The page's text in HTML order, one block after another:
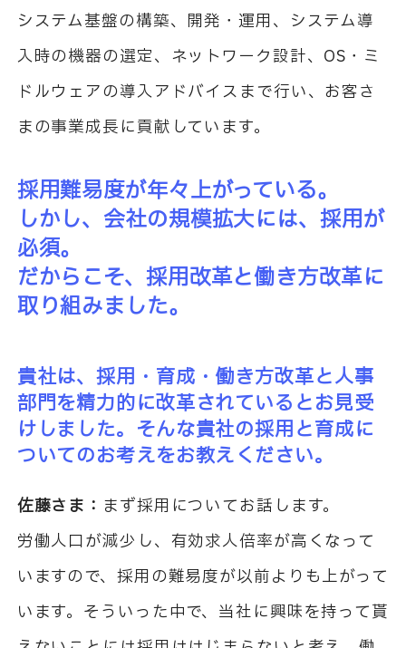
システム基盤の構築、開発・運用、システム導
入時の機器の選定、ネットワーク設計、OS・ミ
ドルウェアの導入アドバイスまで行い、お客さ
まの事業成長に貢献しています。
採用難易度が年々上がっている。
しかし、会社の規模拡大には、採用が
必須。
だからこそ、採用改革と働き方改革に
取り組みました。
貴社は、採用・育成・働き方改革と人事
部門を精力的に改革されているとお見受
けしました。そんな貴社の採用と育成に
ついてのお考えをお教えください。
佐藤さま： まず採用についてお話します。
労働人口が減少し、有効求人倍率が高くなって
いますので、採用の難易度が以前よりも上がって
います。そういった中で、当社に興味を持って貰